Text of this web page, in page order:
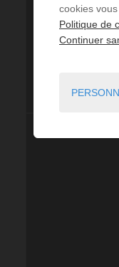
cookies
Politique de
Continuer